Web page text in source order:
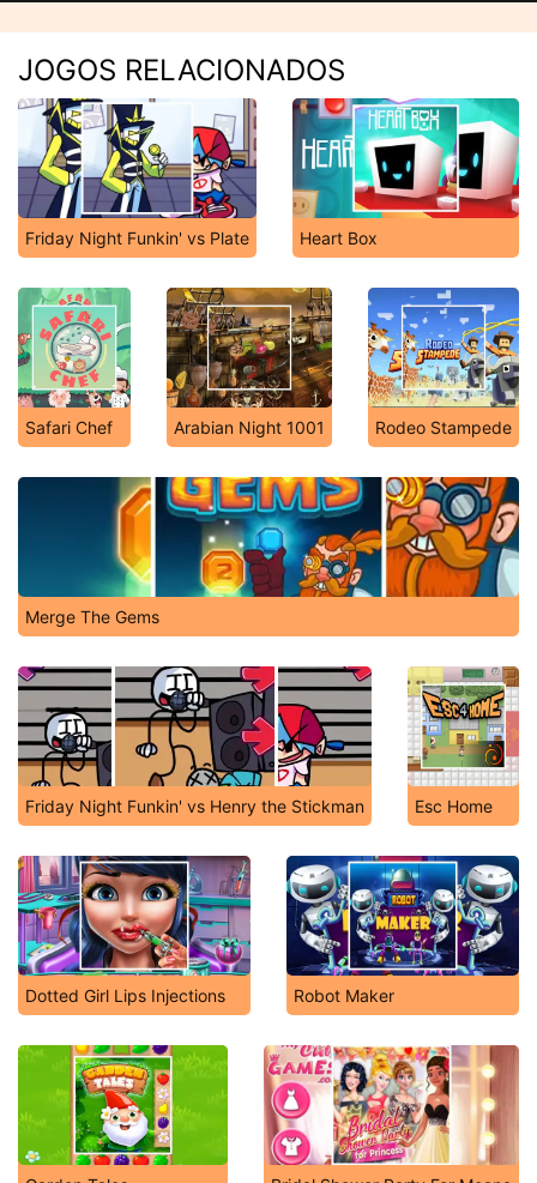
JOGOS RELACIONADOS
Friday Night Funkin' vs Plate Heart Box
Safari Chef Arabian Night 1001 Rodeo Stampede
Merge The Gems
Friday Night Funkin' vs Henry the Stickman Esc Home
Dotted Girl Lips Injections Robot Maker